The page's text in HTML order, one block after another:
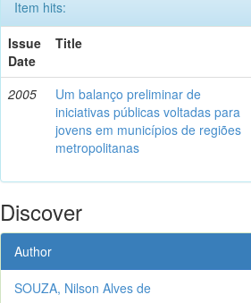
Item hits:
Issue
Date
Title
2005
Um balanço preliminar de
iniciativas públicas voltadas para
jovens em municípios de regiões
metropolitanas
Discover
Author
SOUZA, Nilson Alves de